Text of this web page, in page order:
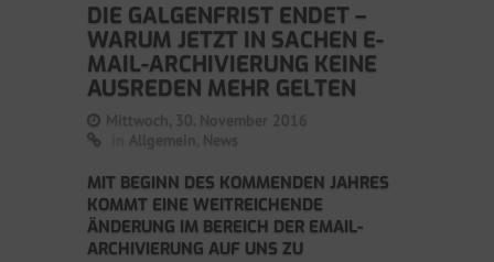
DIE GALGENFRIST ENDET –
WARUM JETZT IN SACHEN E-
MAIL-ARCHIVIERUNG KEINE
AUSREDEN MEHR GELTEN
Mittwoch, 30. November 2016
Allgemein News
MIT BEGINN DES KOMMENDEN JAHRES
KOMMT EINE WEITREICHENDE
ÄNDERUNG IM BEREICH DER EMAIL-
ARCHIVIERUNG AUF UNS ZU